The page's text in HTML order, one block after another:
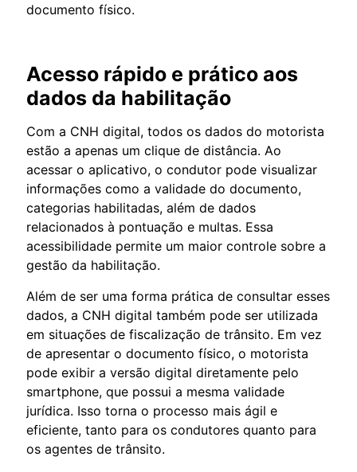
documento físico.
Acesso rápido e prático aos
dados da habilitação
Com a CNH digital, todos os dados do motorista
estão a apenas um clique de distância. Ao
acessar o aplicativo, o condutor pode visualizar
informações como a validade do documento,
categorias habilitadas, além de dados
relacionados à pontuação e multas. Essa
acessibilidade permite um maior controle sobre a
gestão da habilitação.
Além de ser uma forma prática de consultar esses
dados, a CNH digital também pode ser utilizada
em situações de fiscalização de trânsito. Em vez
de apresentar o documento físico, o motorista
pode exibir a versão digital diretamente pelo
smartphone, que possui a mesma validade
jurídica. Isso torna o processo mais ágil e
eficiente, tanto para os condutores quanto para
os agentes de trânsito.